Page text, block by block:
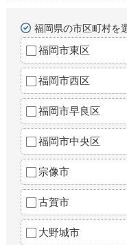
福岡県の市区町村を
福岡市東区
福岡市西区
福岡市早良区
福岡市中央区
宗像市
古賀市
大野城市